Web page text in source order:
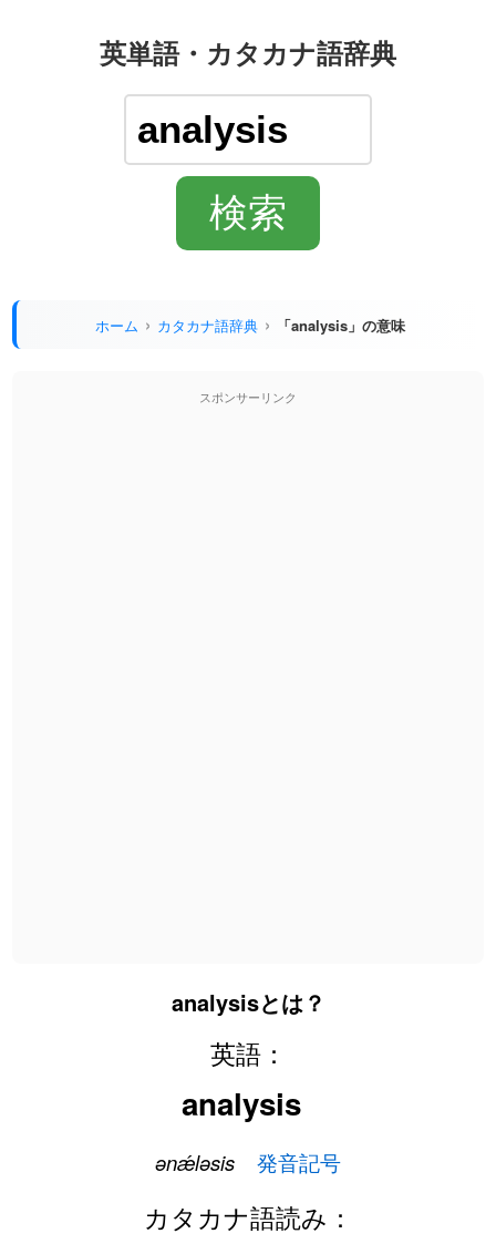
英単語・カタカナ語辞典
ホーム カタカナ語辞典 「analysis」の意味
スポンサーリンク
analysisとは？
英語：
analysis
ənǽləsis 発音記号
カタカナ語読み：